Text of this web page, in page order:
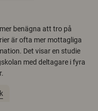
benägna att tro på
är ofta mer mottagliga
Det visar en studie
med deltagare i fyra